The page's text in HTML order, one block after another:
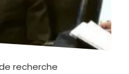
recherche